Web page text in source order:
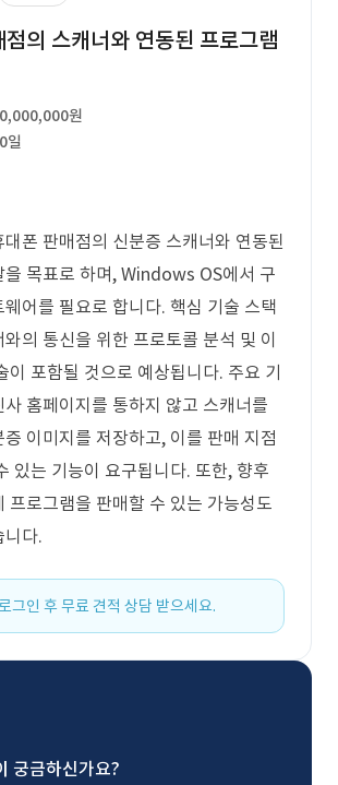
의 스캐너와 연동된 프로그램
원
일
폰 판매점의 신분증 스캐너와 연동된
을 목표로 하며, Windows OS에서 구
어를 필요로 합니다. 핵심 기술 스택
의 통신을 위한 프로토콜 분석 및 이
이 포함될 것으로 예상됩니다. 주요 기
사 홈페이지를 통하지 않고 스캐너를
이미지를 저장하고, 이를 판매 지점
있는 기능이 요구됩니다. 또한, 향후
프로그램을 판매할 수 있는 가능성도
니다.
그인 후 무료 견적 상담 받으세요.
궁금하신가요?